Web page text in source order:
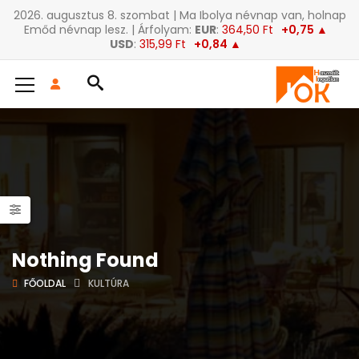
2026. augusztus 8. szombat | Ma Ibolya névnap van, holnap
Emőd névnap lesz. | Árfolyam: EUR: 364,50 Ft +0,75 ▲
USD: 315,99 Ft +0,84 ▲
Nothing Found
FŐOLDAL KULTÚRA